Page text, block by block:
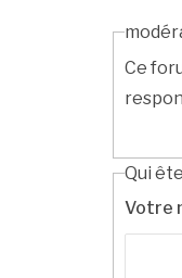
Ce
Qui
Votre